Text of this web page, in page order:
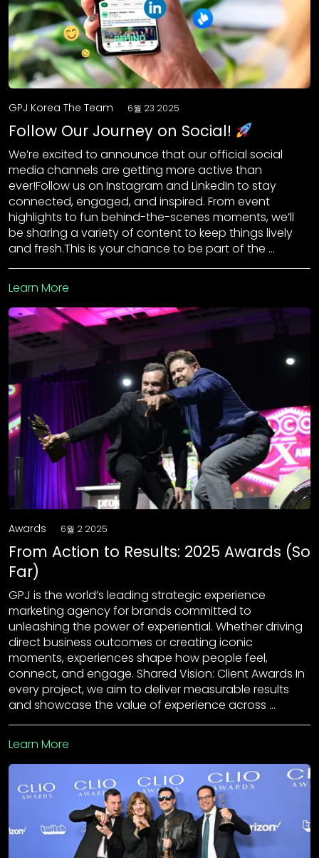
GPJ Korea The Team 6월 23 2025
Follow Our Journey on Social!
We’re excited to announce that our official social
media channels are getting more active than
ever!Follow us on Instagram and LinkedIn to stay
connected, engaged, and inspired. From event
highlights to fun behind-the-scenes moments, we’ll
be sharing a variety of content to keep things lively
and fresh.This is your chance to be part of the …
Learn More
Awards 6월 2 2025
From Action to Results: 2025 Awards (So
Far)
GPJ is the world’s leading strategic experience
marketing agency for brands committed to
unleashing the power of experiential. Whether driving
direct business outcomes or creating iconic
moments, experiences shape how people feel,
connect, and engage. Shared Vision: Client Awards In
every project, we aim to deliver measurable results
and showcase the value of experience across …
Learn More